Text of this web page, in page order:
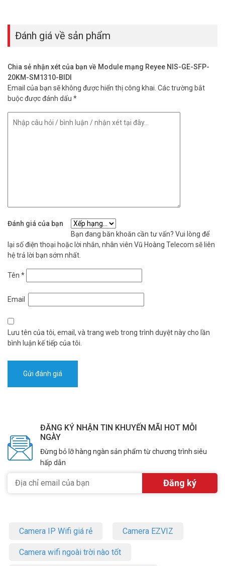
Đánh giá về sản phẩm
Chia sẻ nhận xét của bạn về Module mạng Reyee NIS-GE-SFP-
20KM-SM1310-BIDI
Email của bạn sẽ không được hiển thị công khai. Các trường bắt
buộc được đánh dấu *
Đánh giá của bạn
Bạn đang băn khoăn cần tư vấn? Vui lòng để
lại số điện thoại hoặc lời nhắn, nhân viên Vũ Hoàng Telecom sẽ liên
hệ trả lời bạn sớm nhất.
Tên *
Email
Lưu tên của tôi, email, và trang web trong trình duyệt này cho lần
bình luận kế tiếp của tôi.
ĐĂNG KÝ NHẬN TIN KHUYẾN MÃI HOT MỖI
NGÀY
Đừng bỏ lỡ hàng ngàn sản phẩm từ chương trình siêu
hấp dẫn
Camera IP Wifi giá rẻ Camera EZVIZ
Camera wifi ngoài trời nào tốt